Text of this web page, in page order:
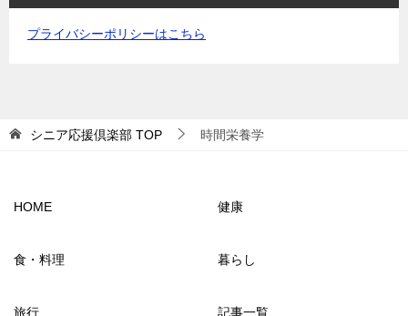
プライバシーポリシーはこちら
シニア応援倶楽部 TOP 時間栄養学
HOME 健康
食・料理 暮らし
旅行 記事一覧